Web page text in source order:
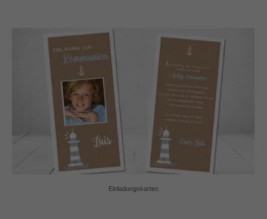
Einladungskarten